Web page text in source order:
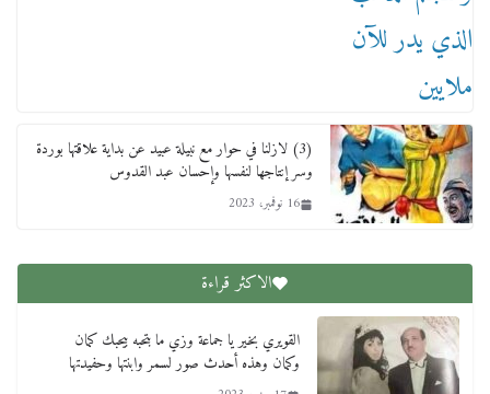
(3) لازلنا في حوار مع نبيلة عبيد عن بداية علاقتها بوردة
وسر إنتاجها لنفسها وإحسان عبد القدوس
16 نوفمبر، 2023
الاكثر قراءة
القويري بخير يا جماعة وزي ما بتحبه بيحبك كمان
وكمان وهذه أحدث صور لسمر وابنتها وحفيدتها